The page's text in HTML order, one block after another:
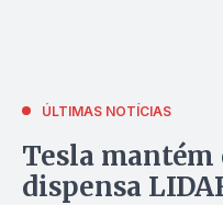
ÚLTIMAS NOTÍCIAS
Tesla mantém
dispensa